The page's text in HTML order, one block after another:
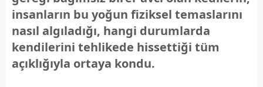
insanların bu yoğun fiziksel temaslarını
nasıl algıladığı, hangi durumlarda
kendilerini tehlikede hissettiği tüm
açıklığıyla ortaya kondu.